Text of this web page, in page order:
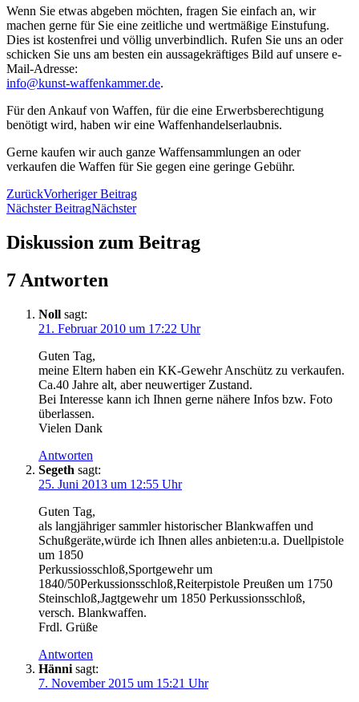
Wenn Sie etwas abgeben möchten, fragen Sie einfach an, wir
machen gerne für Sie eine zeitliche und wertmäßige Einstufung.
Dies ist kostenfrei und völlig unverbindlich. Rufen Sie uns an oder
schicken Sie uns am besten ein aussagekräftiges Bild auf unsere e-
Mail-Adresse:
info@kunst-waffenkammer.de.
Für den Ankauf von Waffen, für die eine Erwerbsberechtigung
benötigt wird, haben wir eine Waffenhandelserlaubnis.
Gerne kaufen wir auch ganze Waffensammlungen an oder
verkaufen die Waffen für Sie gegen eine geringe Gebühr.
ZurückVorheriger Beitrag
Nächster BeitragNächster
Diskussion zum Beitrag
7 Antworten
Noll sagt:
21. Februar 2010 um 17:22 Uhr
Guten Tag,
meine Eltern haben ein KK-Gewehr Anschütz zu verkaufen.
Ca.40 Jahre alt, aber neuwertiger Zustand.
Bei Interesse kann ich Ihnen gerne nähere Infos bzw. Foto
überlassen.
Vielen Dank
Antworten
Segeth sagt:
25. Juni 2013 um 12:55 Uhr
Guten Tag,
als langjähriger sammler historischer Blankwaffen und
Schußgeräte,würde ich Ihnen alles anbieten:u.a. Duellpistole
um 1850
Perkussiosschloß,Sportgewehr um
1840/50Perkussionsschloß,Reiterpistole Preußen um 1750
Steinschloß,Jagtgewehr um 1850 Perkussionsschloß,
versch. Blankwaffen.
Frdl. Grüße
Antworten
Hänni sagt:
7. November 2015 um 15:21 Uhr